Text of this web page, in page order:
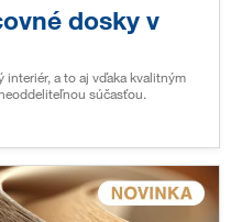
dosky v
interiér, a to aj vďaka kvalitným
súčasťou.